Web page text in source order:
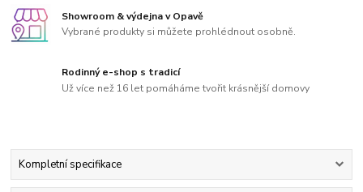
Showroom & výdejna v Opavě
Vybrané produkty si můžete prohlédnout osobně.
Rodinný e-shop s tradicí
Už více než 16 let pomáháme tvořit krásnější domovy
Kompletní specifikace